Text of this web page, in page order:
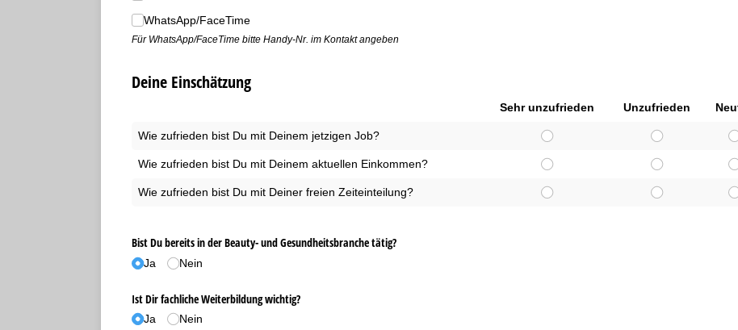
WhatsApp/​FaceTime
Für WhatsApp/FaceTime bitte Handy-Nr. im Kontakt angeben
Deine Einschätzung
Sehr unzufrieden Unzufrieden
Wie zufrieden bist Du mit Deinem jetzigen Job?
Wie zufrieden bist Du mit Deinem aktuellen Einkommen?
Wie zufrieden bist Du mit Deiner freien Zeiteinteilung?
Bist Du bereits in der Beauty- und Gesundheitsbranche tätig?
Ja Nein
Ist Dir fachliche Weiterbildung wichtig?
Ja Nein